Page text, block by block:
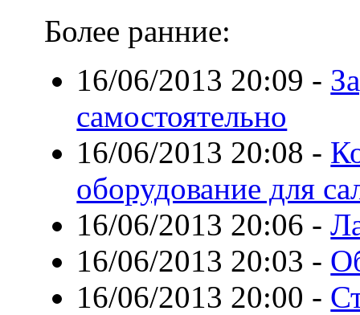
Более ранние:
16/06/2013 20:09 -
самостоятельно
16/06/2013 20:08 -
оборудование для
16/06/2013 20:06 -
16/06/2013 20:03 -
16/06/2013 20:00 -